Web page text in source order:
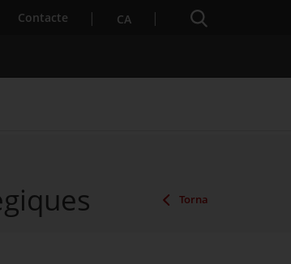
Contacte . Obre en una nova finestra.
CA Cercador
Properes activitats Torna